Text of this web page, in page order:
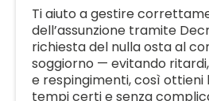
Ti aiuto a gestire
dell’assunzione tramite
richiesta del nulla osta al
soggiorno — evitando
e respingimenti, così ottieni
tempi certi e senza